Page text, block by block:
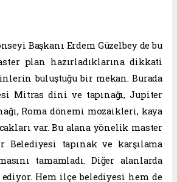
Başkanı Erdem Güzelbey de bu
plan hazırladıklarına dikkati
buluştuğu bir mekan. Burada
Mitras dini ve tapınağı, Jupiter
Roma dönemi mozaikleri, kaya
var. Bu alana yönelik master
Belediyesi tapınak ve karşılama
tamamladı. Diğer alanlarda
ediyor. Hem ilçe belediyesi hem de